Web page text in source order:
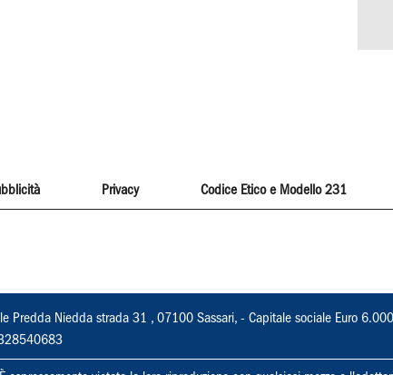
Privacy Codice Etico e Modello 231
Predda Niedda strada 31 , 07100 Sassari, - Capitale sociale Euro